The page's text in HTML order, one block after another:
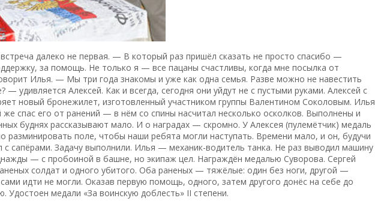
далеко не первая. — В который раз пришёл сказать не просто спасибо —
за помощь. Не только я — все пацаны счастливы, когда мне посылка от
Илья. — Мы три года знакомы и уже как одна семья. Разве можно не навестить
— удивляется Алексей. Как и всегда, сегодня они уйдут не с пустыми руками. Алексей с
новый бронежилет, изготовленный участником группы Валентином Соколовым. Илья
же спас его от ранений — в нём со спины насчитал несколько осколков. Выполнены и
буднях рассказывают мало. И о наградах — скромно. У Алексея (пулемётчик) медаль
разминировать поле, чтобы наши ребята могли наступать. Времени мало, и он, будучи
с сапёрами. Задачу выполнили. Илья — механик-водитель танка. Не раз выводил машину
— с пробоиной в башне, но экипаж цел. Награждён медалью Суворова. Сергей
солдат и одного убитого. Оба раненых — тяжёлые: один без ноги, другой —
идти не могли. Оказав первую помощь, одного, затем другого донёс на себе до
Удостоен медали «За воинскую доблесть» II степени.